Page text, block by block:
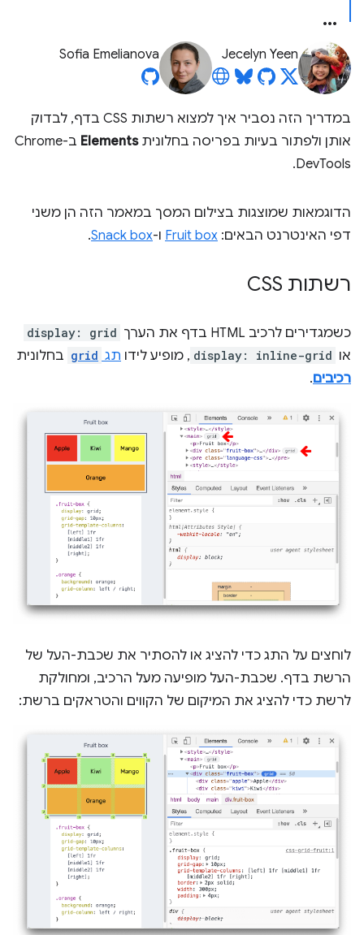
Jecelyn Yeen
Sofia Emelianova
במדריך הזה נסביר איך למצוא רשתות CSS בדף, לבדוק
אותן ולפתור בעיות בפריסה בחלוניתElements
ב-Chrome
DevTools.
הדוגמאות שמוצגות בצילום המסך במאמר הזה הן משני
דפי האינטרנט הבאים: Fruit box ו-Snack box
.
רשתות CSS
כשמגדירים לרכיב HTML בדף את הערך display: grid
או display: inline-grid , מופיע לידו תג grid בחלונית
רכיבים.
לוחצים על התג כדי להציג או להסתיר את שכבת-העל של
הרשת בדף. שכבת-העל מופיעה מעל הרכיב, ומחולקת
לרשת כדי להציג את המיקום של הקווים והטראקים ברשת: